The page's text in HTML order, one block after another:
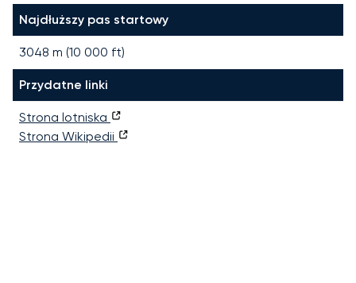
Najdłuższy pas startowy
3048 m (10 000 ft)
Przydatne linki
Strona lotniska
Strona Wikipedii